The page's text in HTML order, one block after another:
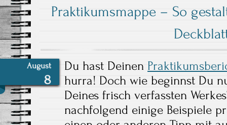
Praktikumsmappe – So
August
8
Du hast Deinen
hurra! Doch wie beginnst Du
Deines frisch verfassten
nachfolgend einige Beispiele